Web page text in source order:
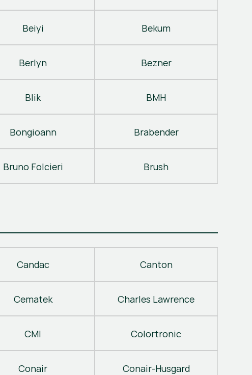
Beiyi Bekum
Berlyn Bezner
Blik BMH
Bongioann Brabender
Bruno Folcieri Brush
Candac Canton
Cematek Charles Lawrence
CMI Colortronic
Conair Conair-Husgard